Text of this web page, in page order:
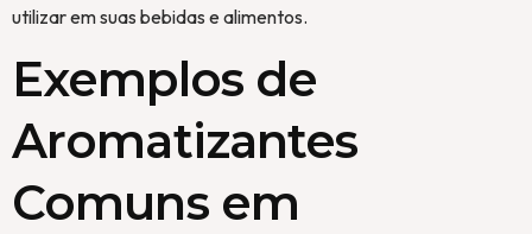
utilizar em suas bebidas e alimentos.
Exemplos de
Aromatizantes
Comuns em